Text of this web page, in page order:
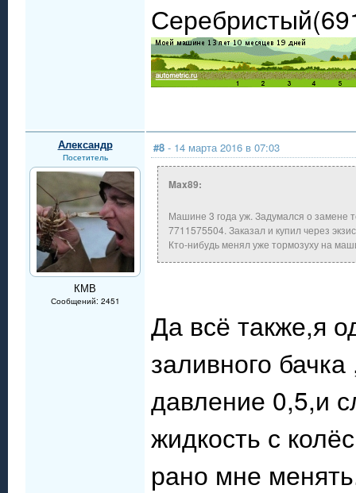
Александр
Посетитель
КМВ
Сообщений: 2451
#8 - 14 марта 2016 в 07:03
Max89:
Машине 3 года уж. Задумался о замене
7711575504. Заказал и купил через
Кто-нибудь менял уже тормозуху на
Да всё также,я
заливного
давление 0,5,и
жидкость с
рано мне